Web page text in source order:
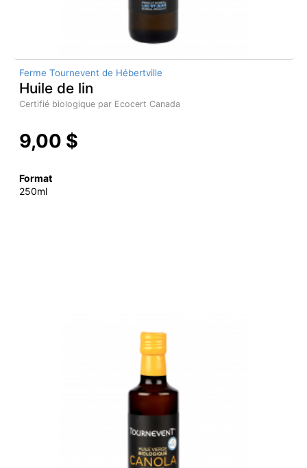
Ferme Tournevent de Hébertville
Huile de lin
Certifié biologique par Ecocert Canada
9,00 $
Format
250ml